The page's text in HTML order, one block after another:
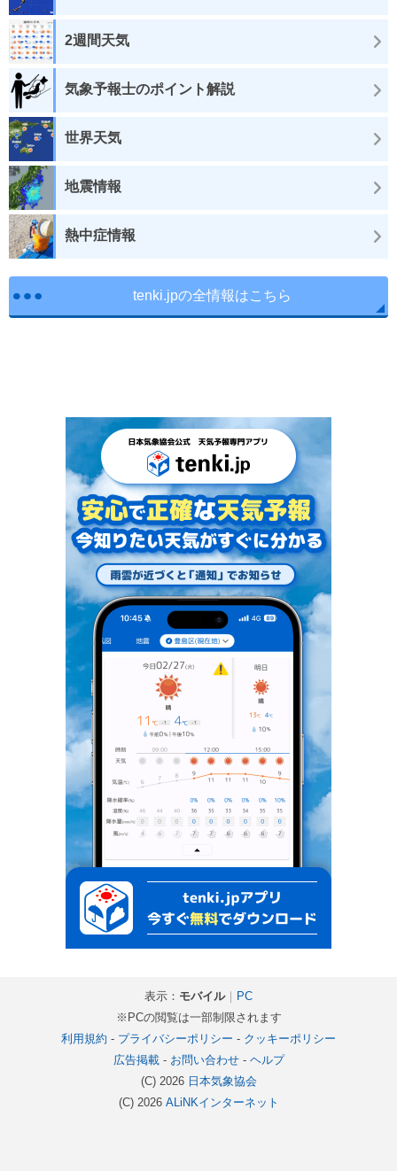
2週間天気
気象予報士のポイント解説
世界天気
地震情報
熱中症情報
tenki.jpの全情報はこちら
表示： モバイル｜ PC
※PCの閲覧は一部制限されます
利用規約 - プライバシーポリシー - クッキーポリシー
広告掲載- お問い合わせ- ヘルプ
(C) 2026 日本気象協会
(C) 2026 ALiNKインターネット